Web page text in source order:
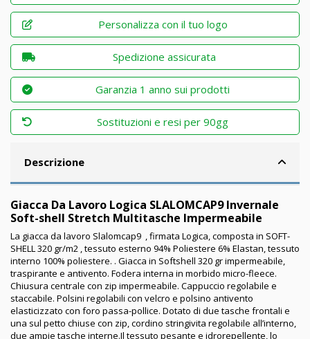
Personalizza con il tuo logo
Spedizione assicurata
Garanzia 1 anno sui prodotti
Sostituzioni e resi per 90gg
Descrizione
Giacca Da Lavoro Logica SLALOMCAP9 Invernale
Soft-shell Stretch Multitasche Impermeabile
La giacca da lavoro Slalomcap9 , firmata Logica, composta in SOFT-
SHELL 320 gr/m2 , tessuto esterno 94% Poliestere 6% Elastan, tessuto
interno 100% poliestere. . Giacca in Softshell 320 gr impermeabile,
traspirante e antivento. Fodera interna in morbido micro-fleece.
Chiusura centrale con zip impermeabile. Cappuccio regolabile e
staccabile. Polsini regolabili con velcro e polsino antivento
elasticizzato con foro passa-pollice. Dotato di due tasche frontali e
una sul petto chiuse con zip, cordino stringivita regolabile all’interno,
due ampie tasche interne.Il tessuto pesante e idrorepellente, lo